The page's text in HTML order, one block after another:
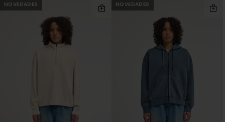
NOVEDADES NOVEDADES